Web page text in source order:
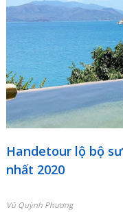
Handetour lộ bộ
nhất 2020
Vũ Quỳnh Phương